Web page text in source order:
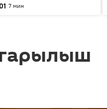
7 мин